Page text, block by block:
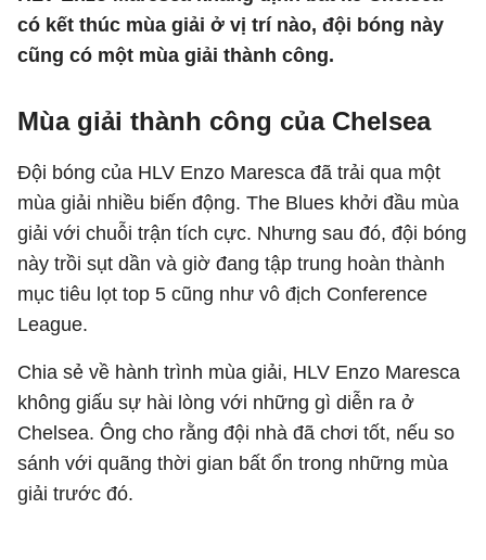
có kết thúc mùa giải ở vị trí nào, đội bóng này
cũng có một mùa giải thành công.
Mùa giải thành công của Chelsea
Đội bóng của HLV Enzo Maresca đã trải qua một
mùa giải nhiều biến động. The Blues khởi đầu mùa
giải với chuỗi trận tích cực. Nhưng sau đó, đội bóng
này trồi sụt dần và giờ đang tập trung hoàn thành
mục tiêu lọt top 5 cũng như vô địch Conference
League.
Chia sẻ về hành trình mùa giải, HLV Enzo Maresca
không giấu sự hài lòng với những gì diễn ra ở
Chelsea. Ông cho rằng đội nhà đã chơi tốt, nếu so
sánh với quãng thời gian bất ổn trong những mùa
giải trước đó.